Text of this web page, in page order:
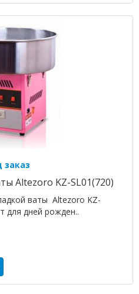
заказ
Altezoro KZ-SL01(720)
ваты Altezoro KZ-
для дней рожден..